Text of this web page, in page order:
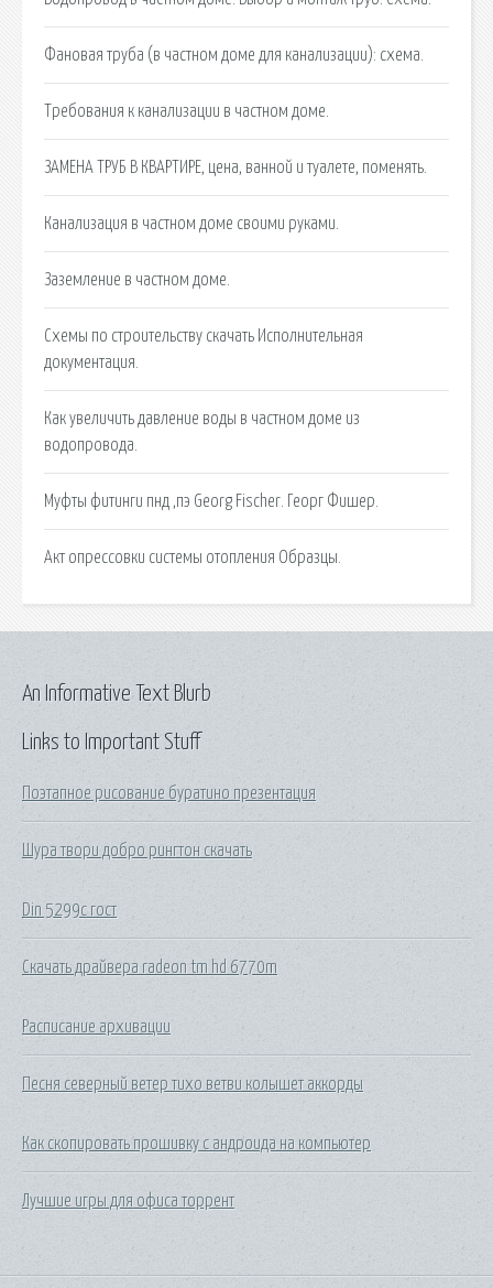
Фановая труба (в частном доме для канализации): схема.
Требования к канализации в частном доме.
ЗАМЕНА ТРУБ В КВАРТИРЕ, цена, ванной и туалете, поменять.
Канализация в частном доме своими руками.
Заземление в частном доме.
Схемы по строительству скачать Исполнительная
документация.
Как увеличить давление воды в частном доме из
водопровода.
Муфты фитинги пнд ,пэ Georg Fischer. Георг Фишер.
Акт опрессовки системы отопления Образцы.
Links to Important Stuff
Поэтапное рисование буратино презентация
Шура твори добро рингтон скачать
Din 5299c гост
Скачать драйвера radeon tm hd 6770m
Расписание архивации
Песня северный ветер тихо ветви колышет аккорды
Как скопировать прошивку с андроида на компьютер
Лучшие игры для офиса торрент
An Informative Text Blurb